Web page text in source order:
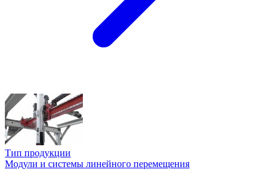
Тип продукции
Модули и системы линейного перемещения